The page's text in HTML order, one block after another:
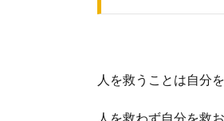
人を救うことは自分
人を救わず自分を救